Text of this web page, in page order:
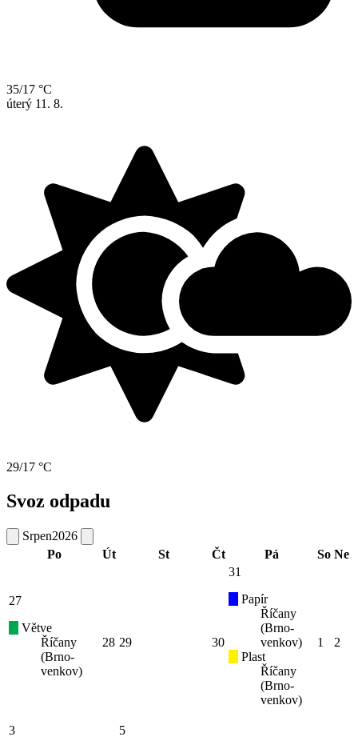
35/17 °C
úterý 11. 8.
29/17 °C
Svoz odpadu
Srpen2026
Po
Út St Čt Pá So Ne
27
Větve
Říčany
(Brno-
venkov)
28 29 30
31
Papír
Říčany
(Brno-
venkov)
Plast
Říčany
(Brno-
venkov)
1 2
3
5